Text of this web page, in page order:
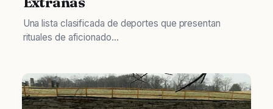
Una lista clasificada de deportes que presentan
rituales de aficionado...